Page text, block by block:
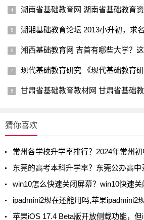
湖南省基础教育网 湖南省基础教育资源网如何注册并激活帐
湖湘基础教育论坛 2013小升初，求名师指点。。。教
湘西基础教育网 吉首有哪些大学？这些大学有什么科目。是专科还是
现代基础教育研究 《现代基础教育研究》评职称有用吗？
甘肃省基础教育教材网 甘肃省基础教育资源公共服务平台账户名丢了
猜你喜欢
常州各学校升学率排行？2024年常州
东莞的高考本科升学率？东莞公办高中
win10怎么快速关闭屏幕？win10快速
ipadmini2现在还能用吗,苹果ipadmini2
苹果iOS 17.4 Beta版开放侧载功能，但